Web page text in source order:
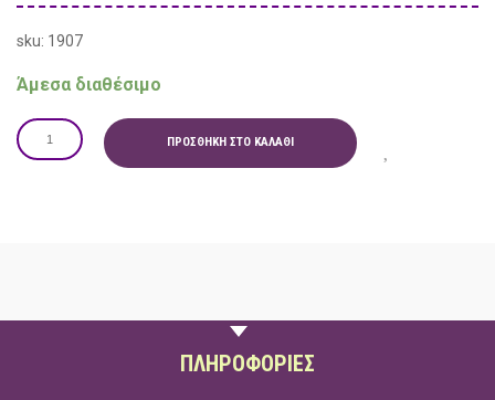
sku: 1907
Άμεσα διαθέσιμο
ΠΡΟΣΘΉΚΗ ΣΤΟ ΚΑΛΆΘΙ
ΠΛΗΡΟΦΟΡΙΕΣ